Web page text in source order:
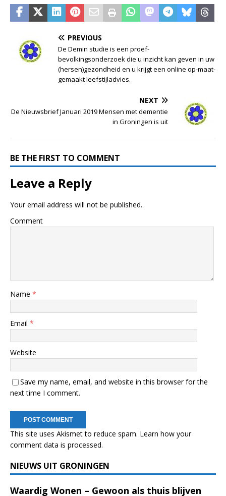
PREVIOUS
De Demin studie is een proef-
bevolkingsonderzoek die u inzicht kan geven in uw
(hersen)gezondheid en u krijgt een online op-maat-
gemaakt leefstijladvies.
NEXT
De Nieuwsbrief Januari 2019 Mensen met dementie
in Groningen is uit
BE THE FIRST TO COMMENT
Leave a Reply
Your email address will not be published.
Comment
Name *
Email *
Website
Save my name, email, and website in this browser for the
next time I comment.
This site uses Akismet to reduce spam. Learn how your
comment data is processed.
NIEUWS UIT GRONINGEN
Waardig Wonen – Gewoon als thuis blijven